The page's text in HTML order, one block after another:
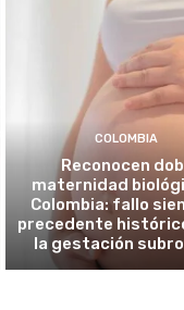
COLOMBIA
Reconocen
maternidad
Colombia: fallo
precedente
la gestación